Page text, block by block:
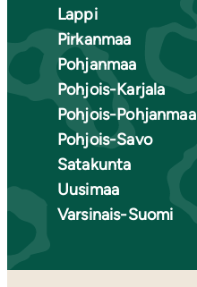
Lappi
Pirkanmaa
Pohjanmaa
Pohjois-Karjala
Pohjois-Pohjanmaa
Pohjois-Savo
Satakunta
Uusimaa
Varsinais-Suomi